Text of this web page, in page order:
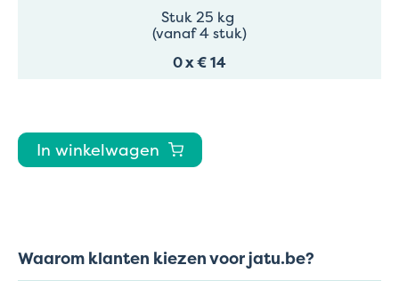
Stuk 25 kg
(vanaf 4 stuk)
0x€ 14
In winkelwagen
Waarom klanten kiezen voor jatu.be?